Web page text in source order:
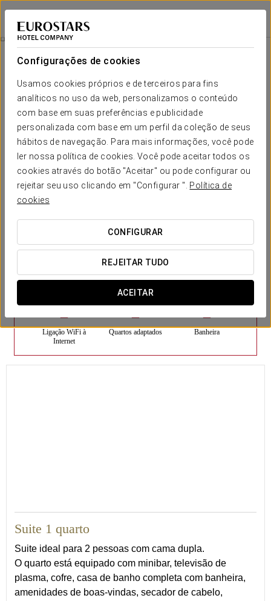
Configurações de cookies
Usamos cookies próprios e de terceiros para fins
analíticos no uso da web, personalizamos o conteúdo
com base em suas preferências e publicidade
personalizada com base em um perfil da coleção de seus
hábitos de navegação. Para mais informações, você pode
ler nossa política de cookies. Você pode aceitar todos os
cookies através do botão "Aceitar" ou pode configurar ou
rejeitar seu uso clicando em "Configurar ". Política de
cookies
CONFIGURAR
REJEITAR TUDO
ACEITAR
Exe Cunit Suites & Spa
TARRAGONA - CUNIT
Quartos
Quartos
O conforto e descanso que necessita
As 32 suites do Exe Cunit Suites & Spa oferecem-lhe
repleta de conforto e comodidade. Deixe para trás o stresse da vida
diária e dedique-se simplesmente a desfrutar da excelente gama de
serviços que encontrará nas nossas amplas e luminosas suites, ideais
para viagens em família ou em casal.
Os serviços que estas oferecem incluem sala de estar com TV,
telefone, microondas e conexão wi-fi. Tudo isto num espaço
decorado com
especialmente desenhado para criar uma atmosfera relaxante.
SERVIÇOS EM DESTAQUE
Quartos
Ligação WiFi à
Internet
Quartos adaptados Banheira
Suite 1 quarto
Suite ideal para 2 pessoas com cama dupla.
O quarto está equipado com minibar, televisão de
plasma, cofre, casa de banho completa com banheira,
amenidades de boas-vindas, secador de cabelo,